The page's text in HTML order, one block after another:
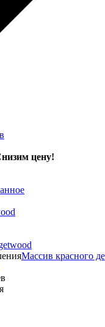
цену!
Массив красного